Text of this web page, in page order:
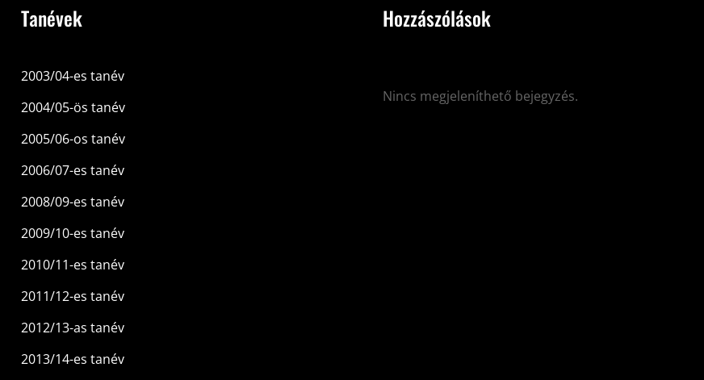
Tanévek
2003/04-es tanév
2004/05-ös tanév
2005/06-os tanév
2006/07-es tanév
2008/09-es tanév
2009/10-es tanév
2010/11-es tanév
2011/12-es tanév
2012/13-as tanév
2013/14-es tanév
Hozzászólások
Nincs megjeleníthető bejegyzés.